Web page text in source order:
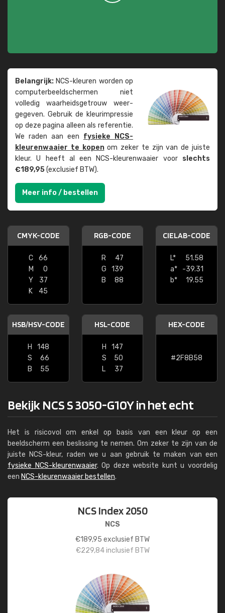
Belangrijk: NCS-kleuren worden op
computer­beeld­schermen niet
volledig waarheids­­getrouw weer­
gegeven. Gebruik de kleur­impressie
op deze pagina alleen als referentie.
We raden aan een fysieke NCS-
kleuren­waaier te kopenom zeker te zijn van de juiste
kleur. U heeft al een NCS-kleuren­waaier voor slechts
€189,95(exclusief BTW).
Meer info / bestellen
CMYK-CODE
C
66
M
0
Y
37
K
45
RGB-CODE
R
47
G
139
B
88
CIELAB-CODE
L*
51.58
a*
-39.31
b*
19.55
HSB/HSV-CODE
H
148
S
66
B
55
HSL-CODE
H
147
S
50
L
37
HEX-CODE
#2F8B58
Bekijk NCS S 3050-G10Y in het echt
Het is risicovol om enkel op basis van een kleur op een
beeldscherm een beslissing te nemen. Om zeker te zijn van de
juiste NCS-kleur, raden we u aan gebruik te maken van een
fysieke NCS-kleurenwaaier. Op deze website kunt u voordelig
een NCS-kleurenwaaier bestellen.
NCS Index 2050
NCS
€189,95 exclusief BTW
€229,84inclusief BTW